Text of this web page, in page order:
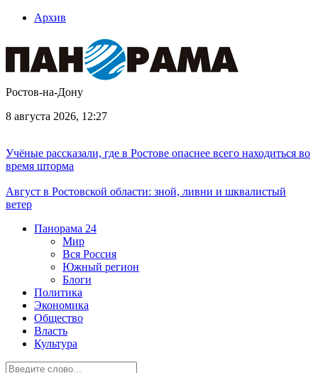
Архив
Ростов-на-Дону
8 августа 2026, 12:27
Учёные рассказали, где в Ростове опаснее всего находиться во
время шторма
Август в Ростовской области: зной, ливни и шквалистый
ветер
Панорама 24
Мир
Вся Россия
Южный регион
Блоги
Политика
Экономика
Общество
Власть
Культура